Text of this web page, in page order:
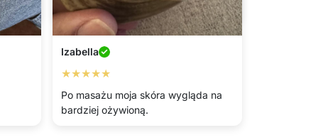
bardziej zdefiniowana.
Izabella
★★★★★
Po masażu moja skóra wygląda na
bardziej ożywioną.